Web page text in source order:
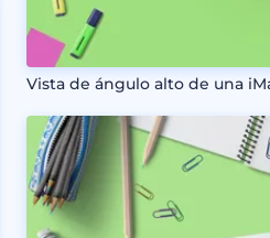
Vista de ángulo alto de una